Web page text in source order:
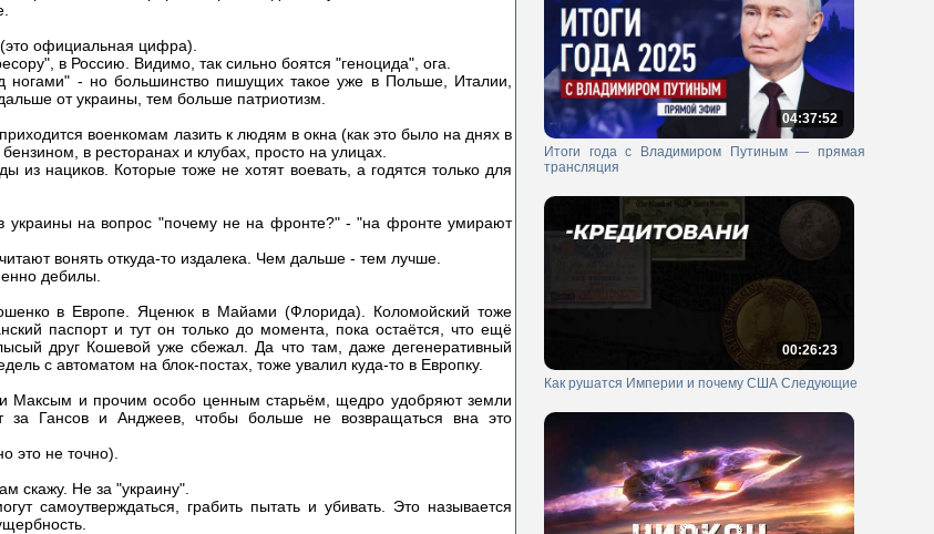
официальная цифра).
в Россию. Видимо, так сильно боятся "геноцида", ога.
ногами" - но большинство пишущих такое уже в Польше, Италии,
от украины, тем больше патриотизм.
военкомам лазить к людям в окна (как это было на днях в
в ресторанах и клубах, просто на улицах.
из нациков. Которые тоже не хотят воевать, а годятся только для
украины на вопрос "почему не на фронте?" - "на фронте умирают
вонять откуда-то издалека. Чем дальше - тем лучше.
дебилы.
в Европе. Яценюк в Майами (Флорида). Коломойский тоже
паспорт и тут он только до момента, пока остаётся, что ещё
друг Кошевой уже сбежал. Да что там, даже дегенеративный
с автоматом на блок-постах, тоже увалил куда-то в Европку.
Максым и прочим особо ценным старьём, щедро удобряют земли
за Гансов и Анджеев, чтобы больше не возвращаться вна это
это не точно).
скажу. Не за "украину".
самоутверждаться, грабить пытать и убивать. Это называется
04:37:52
Итоги года с Владимиром Путиным — прямая
трансляция
00:26:23
Как рушатся Империи и почему США Следующие